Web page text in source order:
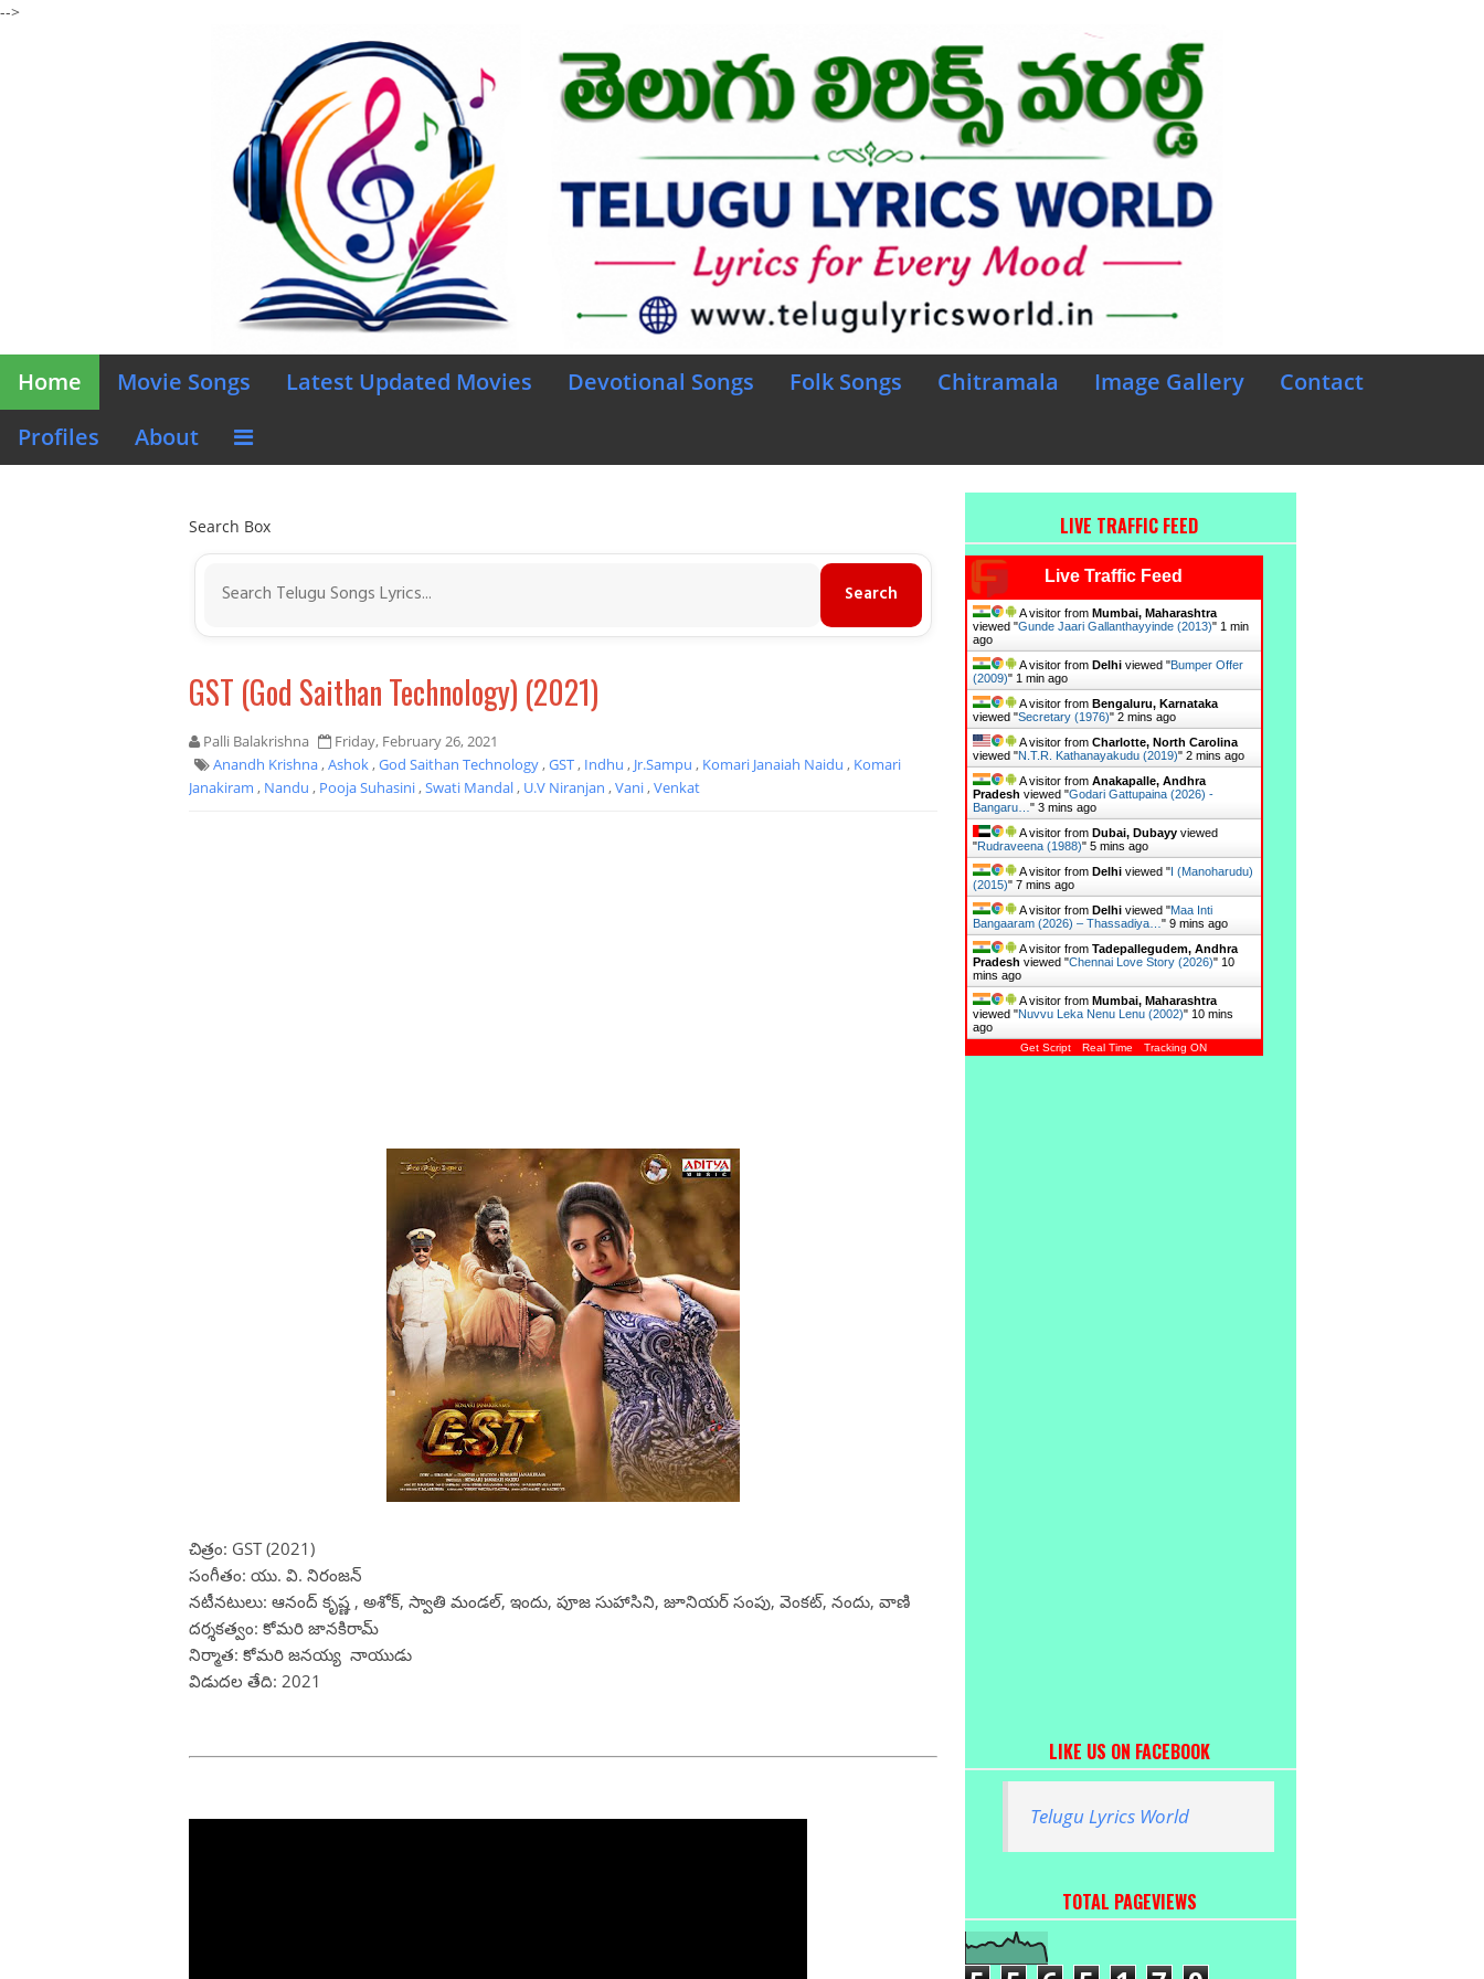
-->
Home Movie Songs Latest Updated Movies Devotional Songs Folk Songs Chitramala Image Gallery
Contact
Profiles
About
Search Box
GST (God Saithan Technology) (2021)
Palli Balakrishna
Friday, February 26, 2021
Anandh Krishna,Ashok,God Saithan Technology,GST, Indhu , Jr.Sampu , Komari Janaiah Naidu , Komari
Janakiram , Nandu , Pooja Suhasini,Swati Mandal, U.V Niranjan ,Vani,Venkat
చిత్రం: GST (2021)
సంగీతం: యు. వి. నిరంజన్
నటీనటులు: ఆనంద్ కృష్ణ , అశోక్, స్వాతి మండల్, ఇందు, పూజ సుహాసిని, జూనియర్ సంపు, వెంకట్, నందు, వాణి
దర్శకత్వం: కోమరి జానకిరామ్
నిర్మాత: కోమరి జనయ్య నాయుడు
విడుదల తేది: 2021
LIVE TRAFFIC FEED
Live Traffic Feed
A visitor from Mumbai, Maharashtra
viewed "Gunde Jaari Gallanthayyinde (2013)" 1 min
ago
A visitor from Delhiviewed "Bumper Offer
(2009)" 1 min ago
A visitor from Bengaluru, Karnataka
viewed "Secretary (1976)" 2 mins ago
A visitor from Charlotte, North Carolina
viewed "N.T.R. Kathanayakudu (2019)" 2 mins ago
A visitor from Anakapalle, Andhra
Pradesh viewed "Godari Gattupaina (2026) -
Bangaru… " 3 mins ago
A visitor from Dubai, Dubayyviewed
"Rudraveena (1988)" 5 mins ago
A visitor from Delhiviewed "I (Manoharudu)
(2015)" 7 mins ago
A visitor from Delhiviewed "Maa Inti
Bangaaram (2026) – Thassadiya… " 9 mins ago
A visitor from Tadepallegudem, Andhra
Pradesh viewed "Chennai Love Story (2026)" 10
mins ago
A visitor from Mumbai, Maharashtra
viewed "Nuvvu Leka Nenu Lenu (2002)" 10 mins
ago
Get Script Real Time Tracking ON
LIKE US ON FACEBOOK
Telugu Lyrics World
TOTAL PAGEVIEWS